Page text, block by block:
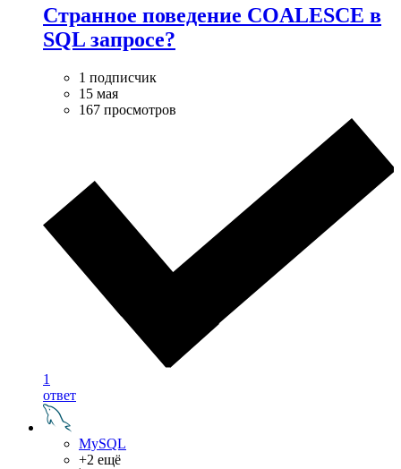
Странное поведение COALESCE в
SQL запросе?
1 подписчик
15 мая
167 просмотров
1
ответ
MySQL
+2 ещё